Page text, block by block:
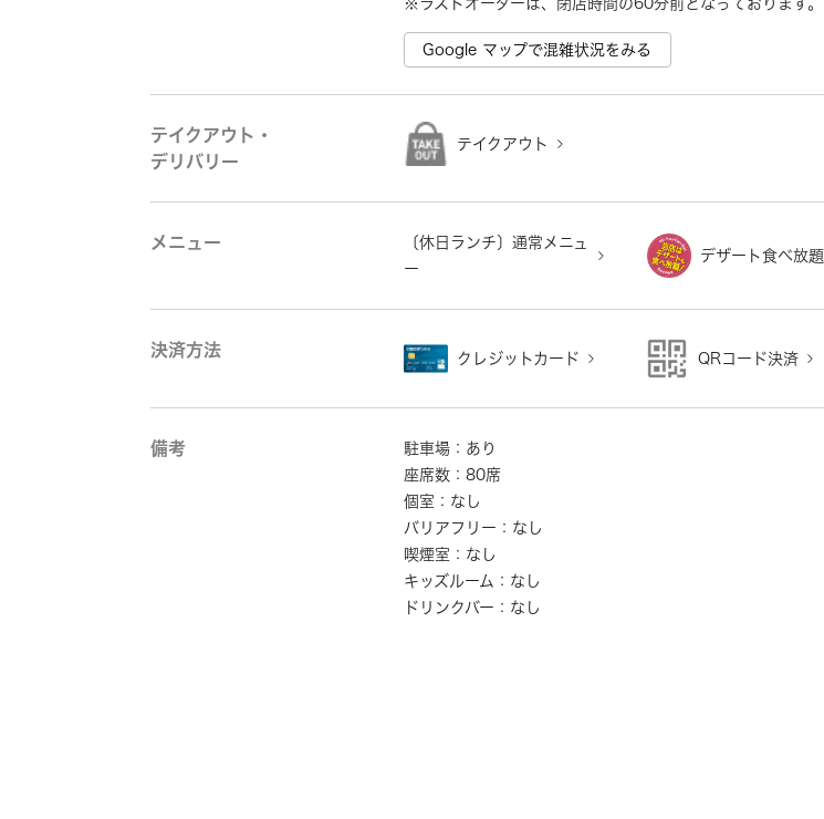
※ラストオーダーは、閉店時間の60分前となっております。
Google マップで混雑状況をみる
テイクアウト・
デリバリー
テイクアウト
メニュー
〔休日ランチ〕通常メニュ
ー
デザート食べ放題
決済方法 クレジットカード QRコード決済
備考
駐車場：あり
座席数：80席
個室：なし
バリアフリー：なし
喫煙室：なし
キッズルーム：なし
ドリンクバー：なし